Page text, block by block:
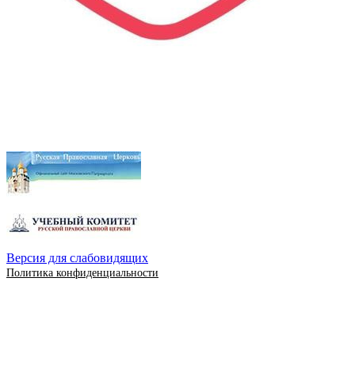
Версия для слабовидящих
Политика конфиденциальности